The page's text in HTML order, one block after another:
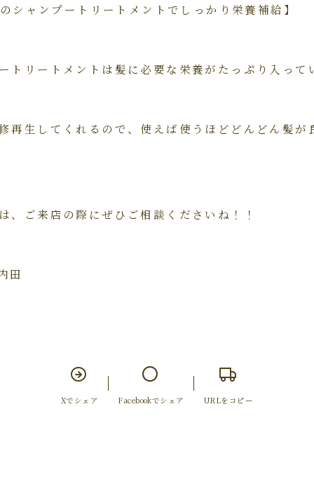
ャンプートリートメントでしっかり栄養補給】
トリートメントは髪に必要な栄養がたっぷり入って
再生してくれるので、使えば使うほどどんどん髪が
、ご来店の際にぜひご相談くださいね！！
田
Xでシェア Facebookでシェア URLをコピー